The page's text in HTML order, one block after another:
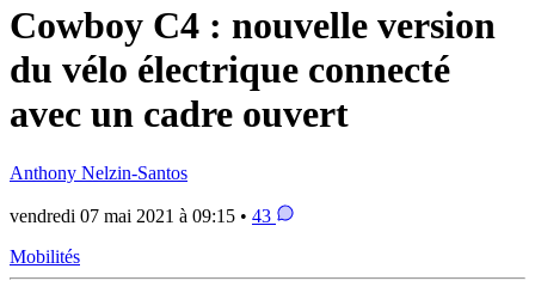
Cowboy C4 : nouvelle version
du vélo électrique connecté
avec un cadre ouvert
Anthony Nelzin-Santos
vendredi 07 mai 2021 à 09:15 • 43
Mobilités